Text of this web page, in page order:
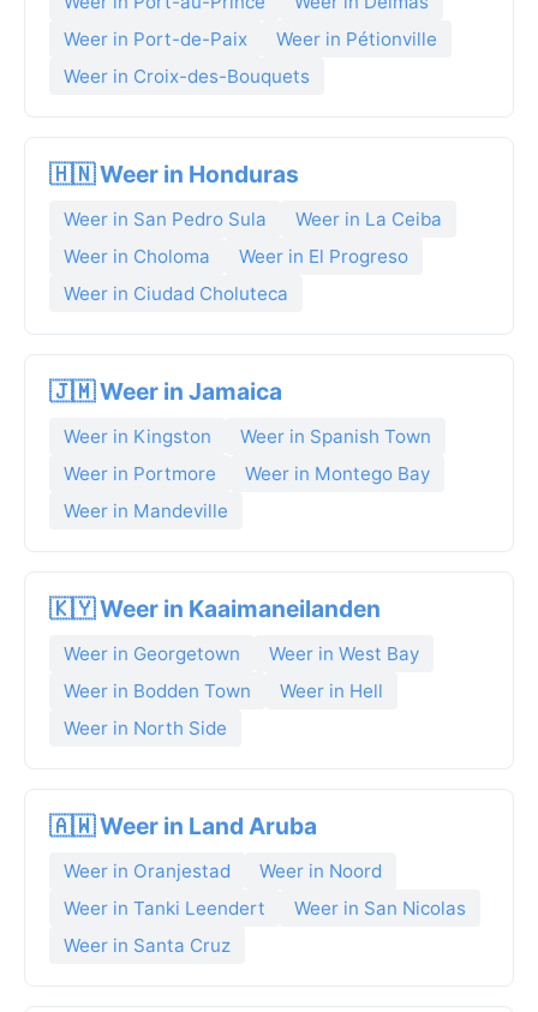
Weer in Port-de-Paix
Weer in Pétionville
Weer in Croix-des-Bouquets
🇭🇳 Weer in Honduras
Weer in San Pedro Sula
Weer in La Ceiba
Weer in Choloma
Weer in El Progreso
Weer in Ciudad Choluteca
🇯🇲 Weer in Jamaica
Weer in Kingston
Weer in Spanish Town
Weer in Portmore
Weer in Montego Bay
Weer in Mandeville
🇰🇾 Weer in Kaaimaneilanden
Weer in Georgetown
Weer in West Bay
Weer in Bodden Town
Weer in Hell
Weer in North Side
🇦🇼 Weer in Land Aruba
Weer in Oranjestad
Weer in Noord
Weer in Tanki Leendert
Weer in San Nicolas
Weer in Santa Cruz